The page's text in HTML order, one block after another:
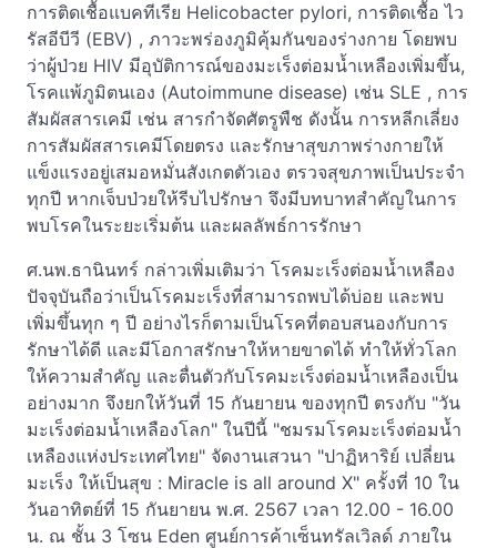
การติดเชื้อแบคทีเรีย Helicobacter pylori, การติดเชื้อ ไว
รัสอีบีวี (EBV) , ภาวะพร่องภูมิคุ้มกันของร่างกาย โดยพบ
ว่าผู้ป่วย HIV มีอุบัติการณ์ของมะเร็งต่อมน้ำเหลืองเพิ่มขึ้น,
โรคแพ้ภูมิตนเอง (Autoimmune disease) เช่น SLE , การ
สัมผัสสารเคมี เช่น สารกำจัดศัตรูพืช ดังนั้น การหลีกเลี่ยง
การสัมผัสสารเคมีโดยตรง และรักษาสุขภาพร่างกายให้
แข็งแรงอยู่เสมอหมั่นสังเกตตัวเอง ตรวจสุขภาพเป็นประจำ
ทุกปี หากเจ็บป่วยให้รีบไปรักษา จึงมีบทบาทสำคัญในการ
พบโรคในระยะเริ่มต้น และผลลัพธ์การรักษา
ศ.นพ.ธานินทร์ กล่าวเพิ่มเติมว่า โรคมะเร็งต่อมน้ำเหลือง
ปัจจุบันถือว่าเป็นโรคมะเร็งที่สามารถพบได้บ่อย และพบ
เพิ่มขึ้นทุก ๆ ปี อย่างไรก็ตามเป็นโรคที่ตอบสนองกับการ
รักษาได้ดี และมีโอกาสรักษาให้หายขาดได้ ทำให้ทั่วโลก
ให้ความสำคัญ และตื่นตัวกับโรคมะเร็งต่อมน้ำเหลืองเป็น
อย่างมาก จึงยกให้วันที่ 15 กันยายน ของทุกปี ตรงกับ "วัน
มะเร็งต่อมน้ำเหลืองโลก" ในปีนี้ "ชมรมโรคมะเร็งต่อมน้ำ
เหลืองแห่งประเทศไทย" จัดงานเสวนา "ปาฏิหาริย์ เปลี่ยน
มะเร็ง ให้เป็นสุข : Miracle is all around X" ครั้งที่ 10 ใน
วันอาทิตย์ที่ 15 กันยายน พ.ศ. 2567 เวลา 12.00 - 16.00
น. ณ ชั้น 3 โซน Eden ศูนย์การค้าเซ็นทรัลเวิลด์ ภายใน